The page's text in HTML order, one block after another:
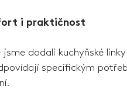
i praktičnost
dodali kuchyňské
specifickým